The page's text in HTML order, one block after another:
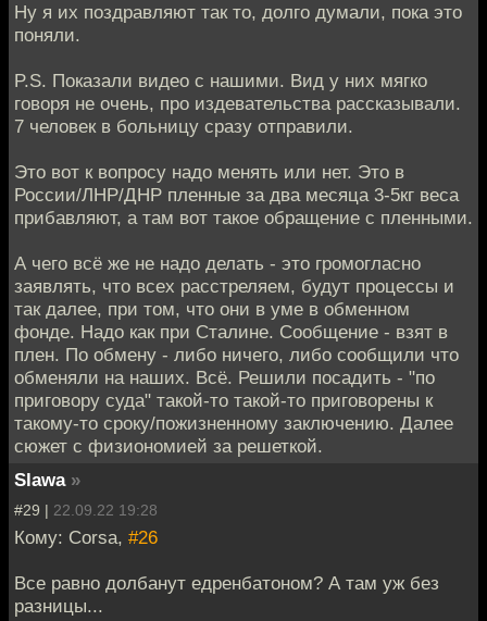
Ну я их поздравляют так то, долго думали, пока это
поняли.
P.S. Показали видео с нашими. Вид у них мягко
говоря не очень, про издевательства рассказывали.
7 человек в больницу сразу отправили.
Это вот к вопросу надо менять или нет. Это в
России/ЛНР/ДНР пленные за два месяца 3-5кг веса
прибавляют, а там вот такое обращение с пленными.
А чего всё же не надо делать - это громогласно
заявлять, что всех расстреляем, будут процессы и
так далее, при том, что они в уме в обменном
фонде. Надо как при Сталине. Сообщение - взят в
плен. По обмену - либо ничего, либо сообщили что
обменяли на наших. Всё. Решили посадить - "по
приговору суда" такой-то такой-то приговорены к
такому-то сроку/пожизненному заключению. Далее
сюжет с физиономией за решеткой.
Slawa »
#29 | 22.09.22 19:28
Кому: Corsa, #26
Все равно долбанут едренбатоном? А там уж без
разницы...